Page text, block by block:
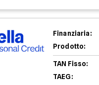
Finanziaria:
Prodotto:
TAN Fisso:
TAEG: